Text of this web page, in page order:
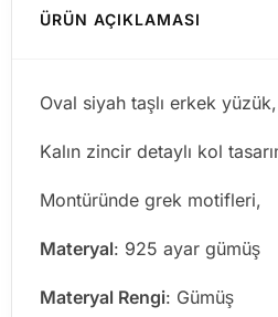
ÜRÜN AÇIKLAMASI
Oval siyah taşlı erkek yüzük,
Kalın zincir detaylı kol
Montüründe grek motifleri,
Materyal: 925 ayar gümüş
Materyal Rengi: Gümüş